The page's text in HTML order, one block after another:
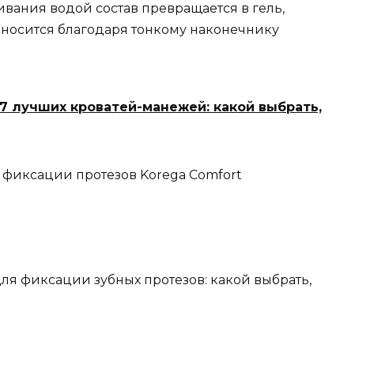
водой состав превращается в гель,
благодаря тонкому наконечнику
лучших кроватей-манежей: какой выбрать,
протезов Korega Comfort